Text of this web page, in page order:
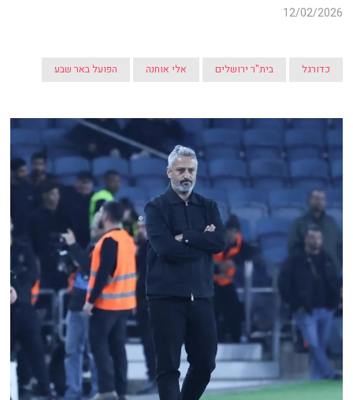
12/02/2026
כדורגל בית"ר ירושלים אלי אוחנה הפועל באר שבע